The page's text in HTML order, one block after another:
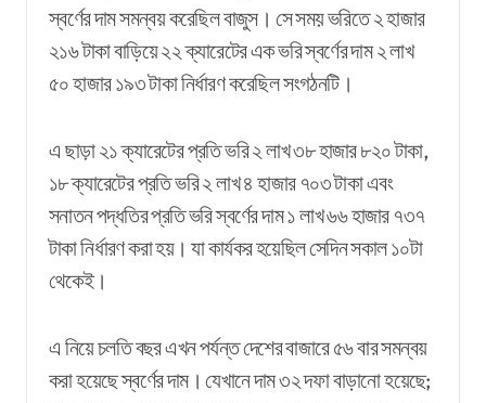
স্বর্ণের দাম সমন্বয় করেছিল বাজুস। সে সময় ভরিতে ২ হাজার
২১৬ টাকা বাড়িয়ে ২২ ক্যারেটের এক ভরি স্বর্ণের দাম ২ লাখ
৫০ হাজার ১৯৩ টাকা নির্ধারণ করেছিল সংগঠনটি।
এ ছাড়া ২১ ক্যারেটের প্রতি ভরি ২ লাখ ৩৮ হাজার ৮২০ টাকা,
১৮ ক্যারেটের প্রতি ভরি ২ লাখ ৪ হাজার ৭০৩ টাকা এবং
সনাতন পদ্ধতির প্রতি ভরি স্বর্ণের দাম ১ লাখ ৬৬ হাজার ৭৩৭
টাকা নির্ধারণ করা হয়। যা কার্যকর হয়েছিল সেদিন সকাল ১০টা
থেকেই।
এ নিয়ে চলতি বছর এখন পর্যন্ত দেশের বাজারে ৫৬ বার সমন্বয়
করা হয়েছে স্বর্ণের দাম। যেখানে দাম ৩২ দফা বাড়ানো হয়েছে;